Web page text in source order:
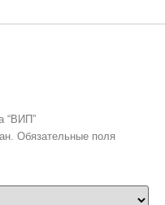
“ВИП”
Обязательные поля